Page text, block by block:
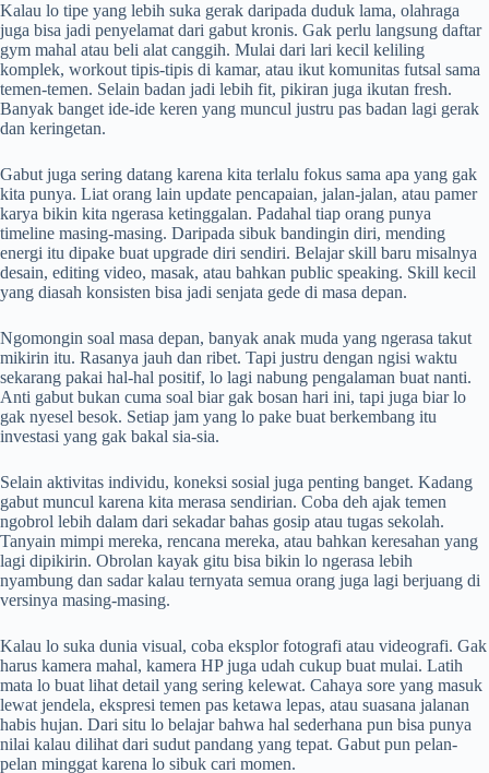
Kalau lo tipe yang lebih suka gerak daripada duduk lama, olahraga
juga bisa jadi penyelamat dari gabut kronis. Gak perlu langsung daftar
gym mahal atau beli alat canggih. Mulai dari lari kecil keliling
komplek, workout tipis-tipis di kamar, atau ikut komunitas futsal sama
temen-temen. Selain badan jadi lebih fit, pikiran juga ikutan fresh.
Banyak banget ide-ide keren yang muncul justru pas badan lagi gerak
dan keringetan.
Gabut juga sering datang karena kita terlalu fokus sama apa yang gak
kita punya. Liat orang lain update pencapaian, jalan-jalan, atau pamer
karya bikin kita ngerasa ketinggalan. Padahal tiap orang punya
timeline masing-masing. Daripada sibuk bandingin diri, mending
energi itu dipake buat upgrade diri sendiri. Belajar skill baru misalnya
desain, editing video, masak, atau bahkan public speaking. Skill kecil
yang diasah konsisten bisa jadi senjata gede di masa depan.
Ngomongin soal masa depan, banyak anak muda yang ngerasa takut
mikirin itu. Rasanya jauh dan ribet. Tapi justru dengan ngisi waktu
sekarang pakai hal-hal positif, lo lagi nabung pengalaman buat nanti.
Anti gabut bukan cuma soal biar gak bosan hari ini, tapi juga biar lo
gak nyesel besok. Setiap jam yang lo pake buat berkembang itu
investasi yang gak bakal sia-sia.
Selain aktivitas individu, koneksi sosial juga penting banget. Kadang
gabut muncul karena kita merasa sendirian. Coba deh ajak temen
ngobrol lebih dalam dari sekadar bahas gosip atau tugas sekolah.
Tanyain mimpi mereka, rencana mereka, atau bahkan keresahan yang
lagi dipikirin. Obrolan kayak gitu bisa bikin lo ngerasa lebih
nyambung dan sadar kalau ternyata semua orang juga lagi berjuang di
versinya masing-masing.
Kalau lo suka dunia visual, coba eksplor fotografi atau videografi. Gak
harus kamera mahal, kamera HP juga udah cukup buat mulai. Latih
mata lo buat lihat detail yang sering kelewat. Cahaya sore yang masuk
lewat jendela, ekspresi temen pas ketawa lepas, atau suasana jalanan
habis hujan. Dari situ lo belajar bahwa hal sederhana pun bisa punya
nilai kalau dilihat dari sudut pandang yang tepat. Gabut pun pelan-
pelan minggat karena lo sibuk cari momen.